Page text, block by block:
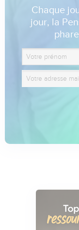
Chaque
jour, la